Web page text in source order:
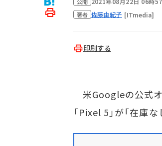
著者 佐藤由紀子 [ITmedia]
印刷する
米Googleの公式
「Pixel 5」が「在庫